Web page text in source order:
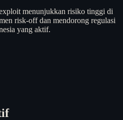
menunjukkan risiko tinggi di
risk-off dan mendorong regulasi
yang aktif.